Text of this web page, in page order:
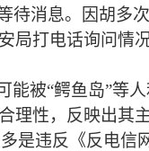
待消息。因胡多
局打电话询问情
能被“鳄鱼岛”等
理性，反映出其
是违反《反电信